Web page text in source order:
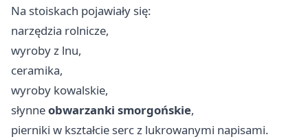
Na stoiskach pojawiały się:
narzędzia rolnicze,
wyroby z lnu,
ceramika,
wyroby kowalskie,
słynneobwarzanki smorgońskie,
pierniki w kształcie serc z lukrowanymi napisami.